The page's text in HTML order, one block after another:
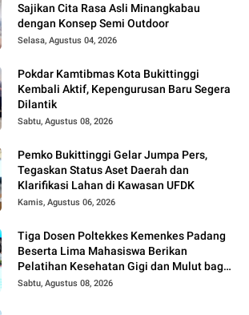
Sajikan Cita Rasa Asli Minangkabau
dengan Konsep Semi Outdoor
Selasa, Agustus 04, 2026
Pokdar Kamtibmas Kota Bukittinggi
Kembali Aktif, Kepengurusan Baru Segera
Dilantik
Sabtu, Agustus 08, 2026
Pemko Bukittinggi Gelar Jumpa Pers,
Tegaskan Status Aset Daerah dan
Klarifikasi Lahan di Kawasan UFDK
Kamis, Agustus 06, 2026
Tiga Dosen Poltekkes Kemenkes Padang
Beserta Lima Mahasiswa Berikan
Pelatihan Kesehatan Gigi dan Mulut bagi
Kader Posyandu di Kubang Putiah
Sabtu, Agustus 08, 2026